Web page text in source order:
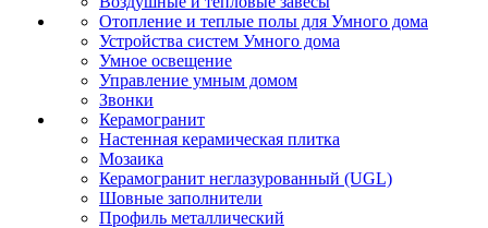
Отопление и теплые полы для Умного дома
Устройства систем Умного дома
Умное освещение
Управление умным домом
Звонки
Керамогранит
Настенная керамическая плитка
Мозаика
Керамогранит неглазурованный (UGL)
Шовные заполнители
Профиль металлический